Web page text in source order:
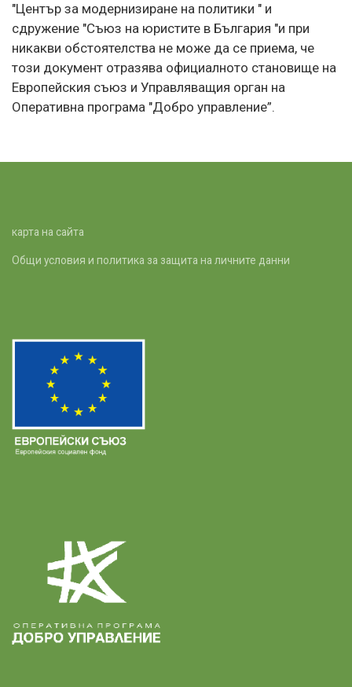
"Център за модернизиране на политики " и
сдружение "Съюз на юристите в България "и при
никакви обстоятелства не може да се приема, че
този документ отразява официалното становище на
Европейския съюз и Управляващия орган на
Оперативна програма "Добро управление”.
карта на сайта
Общи условия и политика за защита на личните данни